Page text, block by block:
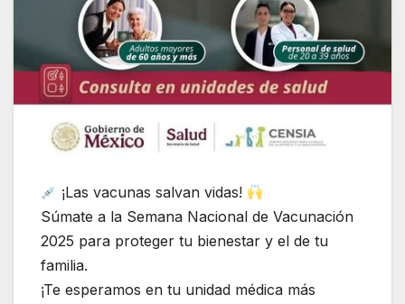
¡Las vacunas salvan vidas!
Súmate a la Semana Nacional de Vacunación
2025 para proteger tu bienestar y el de tu
familia.
¡Te esperamos en tu unidad médica más